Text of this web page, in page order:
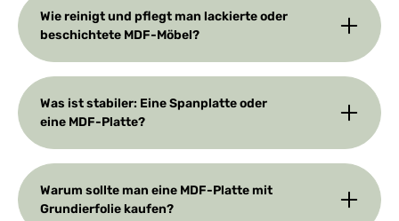
Wie reinigt und pflegt man lackierte oder
beschichtete MDF-Möbel?
Was ist stabiler: Eine Spanplatte oder
eine MDF-Platte?
Warum sollte man eine MDF-Platte mit
Grundierfolie kaufen?